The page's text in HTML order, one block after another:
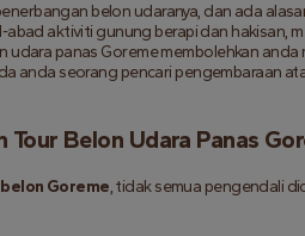
belon udaranya, dan ada
abad aktiviti gunung berapi dan hakisan,
udara panas Goreme membolehkan
anda seorang pencari pengembaraan
Belon Udara Panas
Goreme, tidak semua pengendali